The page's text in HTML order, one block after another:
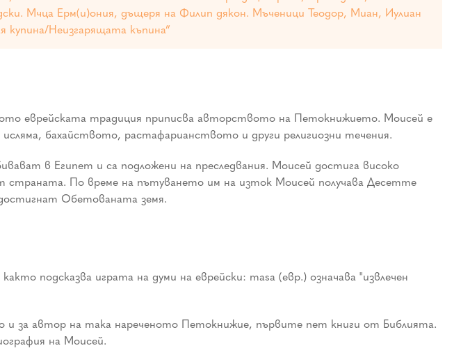
Мчца Ерм(и)ония, дъщеря на Филип дякон. Мъченици Теодор, Миан, Иулиан
купина/Неизгарящата къпина”
еврейската традиция приписва авторството на Петокнижието. Моисей е
бахайството, растафарианството и други религиозни течения.
в Египет и са подложени на преследвания. Моисей достига високо
страната. По време на пътуването им на изток Моисей получава Десетте
Обетованата земя.
подсказва играта на думи на еврейски: masa (евр.) означава "извлечен
за автор на така нареченото Петокнижие, първите пет книги от Библията.
на Моисей.